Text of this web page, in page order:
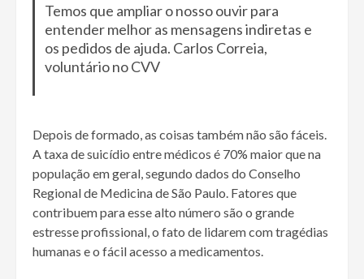
Temos que ampliar o nosso ouvir para
entender melhor as mensagens indiretas e
os pedidos de ajuda. Carlos Correia,
voluntário no CVV
Depois de formado, as coisas também não são fáceis.
A taxa de suicídio entre médicos é 70% maior que na
população em geral, segundo dados do Conselho
Regional de Medicina de São Paulo. Fatores que
contribuem para esse alto número são o grande
estresse profissional, o fato de lidarem com tragédias
humanas e o fácil acesso a medicamentos.